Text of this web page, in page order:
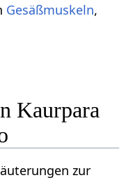
Gesäßmuskeln,
Kaurpara
zur